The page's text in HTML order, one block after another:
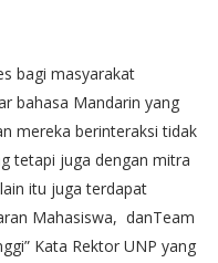
bagi masyarakat
bahasa Mandarin yang
mereka berinteraksi tidak
tetapi juga dengan mitra
itu juga terdapat
Mahasiswa, danTeam
Kata Rektor UNP yang